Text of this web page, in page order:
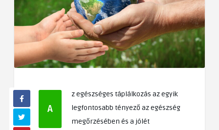
A
z egészséges táplálkozás az egyik
legfontosabb tényező az egészség
megőrzésében és a jólét